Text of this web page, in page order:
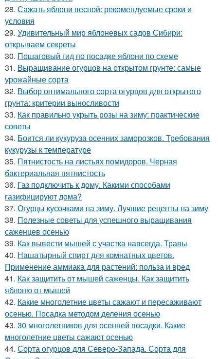
28. Сажать яблони весной: рекомендуемые сроки и
условия
29. Удивительный мир яблоневых садов Сибири:
открываем секреты
30. Пошаговый гид по посадке яблони по схеме
31. Выращивание огурцов на открытом грунте: самые
урожайные сорта
32. Выбор оптимального сорта огурцов для открытого
грунта: критерии выносливости
33. Как правильно укрыть розы на зиму: практические
советы
34. Боится ли кукуруза осенних заморозков. Требования
кукурузы к температуре
35. Пятнистость на листьях помидоров. Черная
бактериальная пятнистость
36. Газ подключить к дому. Какими способами
газифицируют дома?
37. Огурцы кусочками на зиму. Лучшие рецепты на зиму
38. Полезные советы для успешного выращивания
саженцев осенью
39. Как вывести мышей с участка навсегда. Травы
40. Нашатырный спирт для комнатных цветов.
Применение аммиака для растений: польза и вред
41. Как защитить от мышей саженцы. Как защитить
яблоню от мышей
42. Какие многолетние цветы сажают и пересаживают
осенью. Посадка методом деления осенью
43. 30 многолетников для осенней посадки. Какие
многолетние цветы сажают осенью
44. Сорта огурцов для Северо-Запада. Сорта для